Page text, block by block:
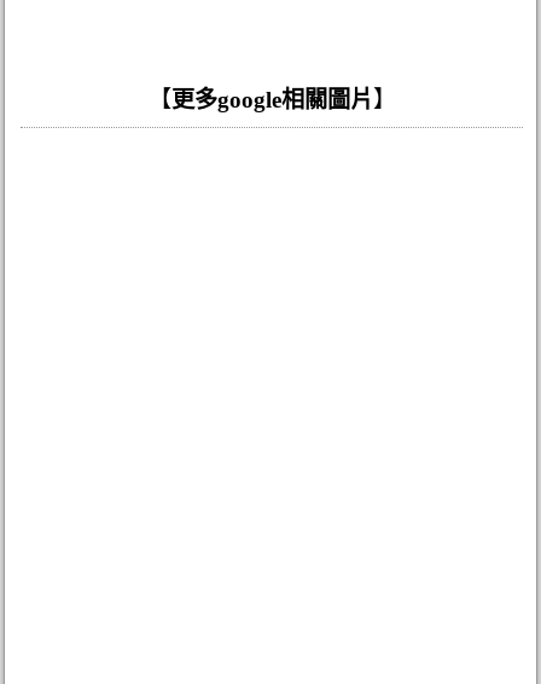
【更多google相關圖片 】